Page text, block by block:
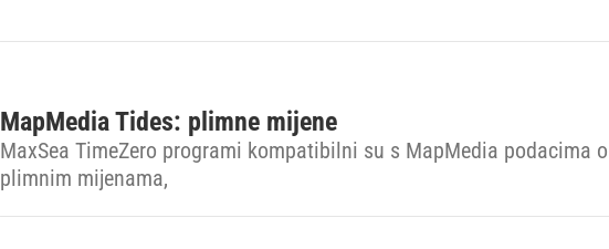
MapMedia Tides: plimne mijene
MaxSea TimeZero programi kompatibilni su s MapMedia podacima o
plimnim mijenama,